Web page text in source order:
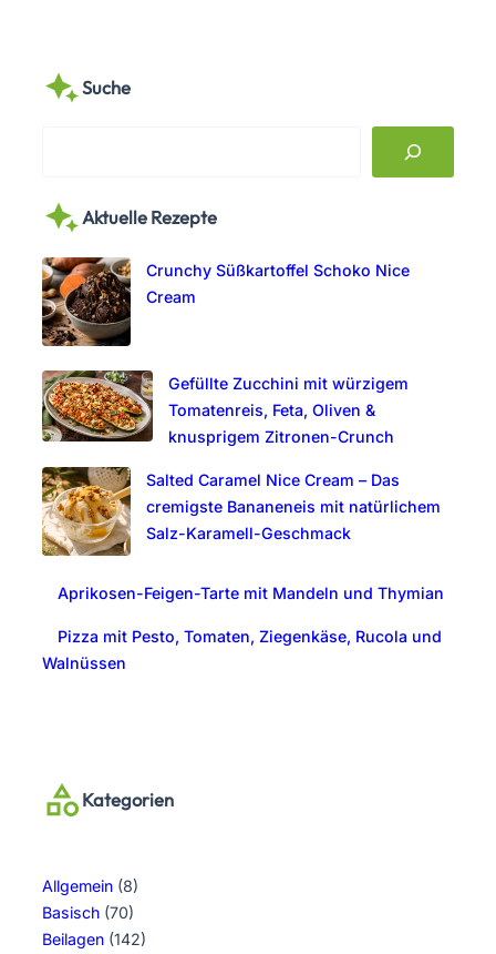
Suche
r
h
Aktuelle Rezepte
Crunchy Süßkartoffel Schoko Nice
Cream
Gefüllte Zucchini mit würzigem
Tomatenreis, Feta, Oliven &
knusprigem Zitronen-Crunch
Salted Caramel Nice Cream – Das
cremigste Bananeneis mit natürlichem
Salz-Karamell-Geschmack
Aprikosen-Feigen-Tarte mit Mandeln und Thymian
Pizza mit Pesto, Tomaten, Ziegenkäse, Rucola und
Walnüssen
Kategorien
Allgemein (8)
Basisch (70)
Beilagen (142)